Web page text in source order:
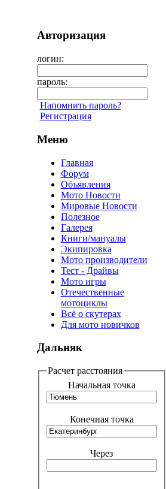
Авторизация
логин:
пароль:
Напомнить пароль?
Регистрация
Меню
Главная
Форум
Объявления
Мото Новости
Мировые Новости
Полезное
Галерея
Книги/мануалы
Экипировка
Мото производители
Тест - Драйвы
Мото игры
Отечественные
мотоциклы
Всё о скутерах
Для мото новичков
Дальняк
Расчет расстояния
Начальная точка
Конечная точка
Через